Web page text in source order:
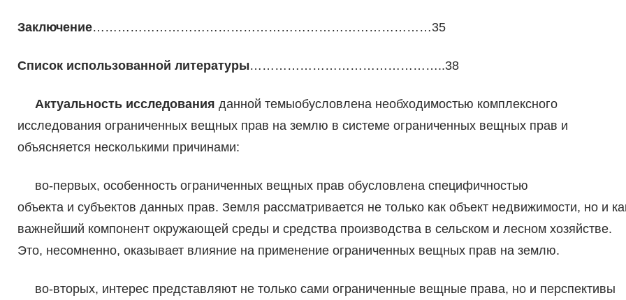
Заключение………………………………………………………………………35
Список использованной литературы………………………………………..38
Актуальность исследования данной темыобусловлена необходимостью комплексного
исследования ограниченных вещных прав на землю в системе ограниченных вещных прав и
объясняется несколькими причинами:
во-первых, особенность ограниченных вещных прав обусловлена специфичностью
объекта и субъектов данных прав. Земля рассматривается не только как объект недвижимости, но и
важнейший компонент окружающей среды и средства производства в сельском и лесном хозяйстве.
Это, несомненно, оказывает влияние на применение ограниченных вещных прав на землю.
во-вторых, интерес представляют не только сами ограниченные вещные права, но и перспективы